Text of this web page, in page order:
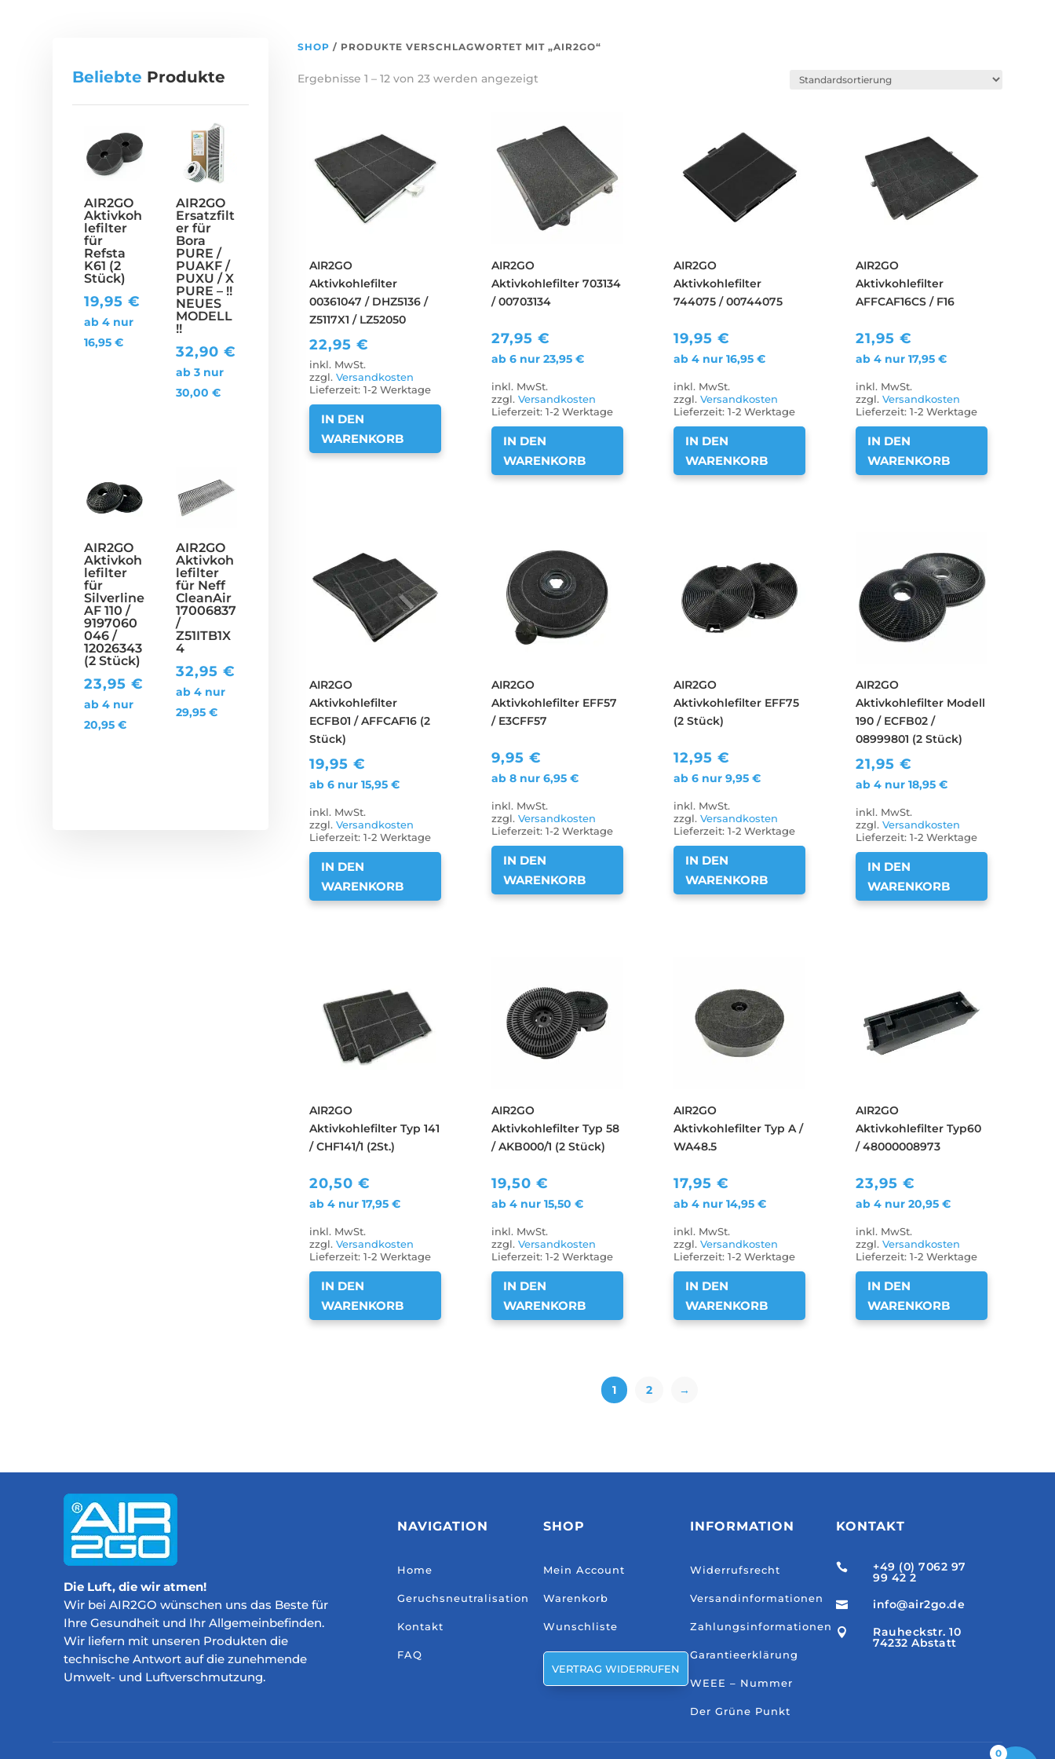
Beliebte Produkte
AIR2GO
Aktivkoh
lefilter
für
Refsta
K61 (2
Stück)
19,95€
ab 4 nur
16,95€
AIR2GO
Ersatzfilt
er für
Bora
PURE /
PUAKF /
PUXU / X
PURE – !!
NEUES
MODELL
!!
32,90 €
ab 3 nur
30,00 €
AIR2GO
Aktivkoh
lefilter
für
Silverline
AF 110 /
9197060
046 /
12026343
(2 Stück)
23,95€
ab 4 nur
20,95€
AIR2GO
Aktivkoh
lefilter
für Neff
CleanAir
17006837
/
Z51ITB1X
4
32,95 €
ab 4 nur
29,95 €
SHOP / PRODUKTE VERSCHLAGWORTET MIT „AIR2GO“
Ergebnisse 1 – 12 von 23 werden angezeigt
AIR2GO
Aktivkohlefilter
00361047 / DHZ5136 /
Z5117X1 / LZ52050
22,95 €
inkl. MwSt.
zzgl. Versandkosten
Lieferzeit: 1-2 Werktage
IN DEN
WARENKORB
AIR2GO
Aktivkohlefilter 703134
/ 00703134
27,95 €
ab 6 nur 23,95 €
inkl. MwSt.
zzgl. Versandkosten
Lieferzeit: 1-2 Werktage
IN DEN
WARENKORB
AIR2GO
Aktivkohlefilter
744075 / 00744075
19,95 €
ab 4 nur 16,95 €
inkl. MwSt.
zzgl. Versandkosten
Lieferzeit: 1-2 Werktage
IN DEN
WARENKORB
AIR2GO
Aktivkohlefilter
AFFCAF16CS / F16
21,95€
ab 4 nur17,95€
inkl. MwSt.
zzgl.Versandkosten
Lieferzeit:1-2 Werktage
IN DEN
WARENKORB
AIR2GO
Aktivkohlefilter
ECFB01 / AFFCAF16 (2
Stück)
19,95 €
ab 6 nur 15,95 €
inkl. MwSt.
zzgl. Versandkosten
Lieferzeit: 1-2 Werktage
IN DEN
WARENKORB
AIR2GO
Aktivkohlefilter EFF57
/ E3CFF57
9,95 €
ab 8 nur 6,95 €
inkl. MwSt.
zzgl. Versandkosten
Lieferzeit: 1-2 Werktage
IN DEN
WARENKORB
AIR2GO
Aktivkohlefilter EFF75
(2 Stück)
12,95 €
ab 6 nur 9,95 €
inkl. MwSt.
zzgl. Versandkosten
Lieferzeit: 1-2 Werktage
IN DEN
WARENKORB
AIR2GO
Aktivkohlefilter Modell
190 / ECFB02 /
08999801 (2 Stück)
21,95€
ab 4 nur18,95€
inkl. MwSt.
zzgl.Versandkosten
Lieferzeit:1-2 Werktage
IN DEN
WARENKORB
AIR2GO
Aktivkohlefilter Typ 141
/ CHF141/1 (2St.)
20,50 €
ab 4 nur 17,95 €
inkl. MwSt.
zzgl. Versandkosten
Lieferzeit: 1-2 Werktage
IN DEN
WARENKORB
AIR2GO
Aktivkohlefilter Typ 58
/ AKB000/1 (2 Stück)
19,50 €
ab 4 nur 15,50 €
inkl. MwSt.
zzgl. Versandkosten
Lieferzeit: 1-2 Werktage
IN DEN
WARENKORB
AIR2GO
Aktivkohlefilter Typ A /
WA48.5
17,95 €
ab 4 nur 14,95 €
inkl. MwSt.
zzgl. Versandkosten
Lieferzeit: 1-2 Werktage
IN DEN
WARENKORB
AIR2GO
Aktivkohlefilter Typ60
/ 48000008973
23,95€
ab 4 nur20,95€
inkl. MwSt.
zzgl.Versandkosten
Lieferzeit:1-2 Werktage
IN DEN
WARENKORB
1 2 →
Die Luft, die wir atmen!
Wir bei AIR2GO wünschen uns das Beste für
Ihre Gesundheit und Ihr Allgemeinbefinden.
Wir liefern mit unseren Produkten die
technische Antwort auf die zunehmende
Umwelt- und Luftverschmutzung.
NAVIGATION
Home
Geruchsneutralisation
Kontakt
FAQ
SHOP
Mein Account
Warenkorb
Wunschliste
VERTRAG WIDERRUFEN
INFORMATION
Widerrufsrecht
Versandinformationen
Zahlungsinformationen
Garantieerklärung
WEEE – Nummer
Der Grüne Punkt
KONTAKT
 +49 (0) 7062 97
99 42 2
 info@air2go.de
 Rauheckstr. 10
74232 Abstatt
0